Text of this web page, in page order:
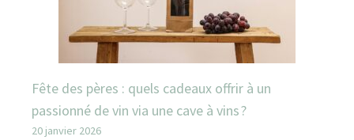
Fête des pères : quels cadeaux offrir à un
passionné de vin via une cave à vins ?
20 janvier 2026